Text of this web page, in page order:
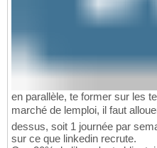
en parallèle, te former sur les
marché de lemploi, il faut
dessus, soit 1 journée par
sur ce que linkedin recrute.